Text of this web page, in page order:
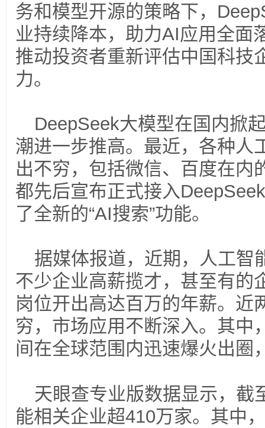
务和模型开源的策略下，
业持续降本，助力AI应用全面
推动投资者重新评估中国科技
力。
DeepSeek大模型在国内掀
潮进一步推高。最近，各种人
出不穷，包括微信、百度在内
都先后宣布正式接入
了全新的“AI搜索”功能。
据媒体报道，近期，人工智
不少企业高薪揽才，甚至有的
岗位开出高达百万的年薪。近
穷，市场应用不断深入。其中
间在全球范围内迅速爆火出圈
天眼查专业版数据显示，截
能相关企业超410万家。其中